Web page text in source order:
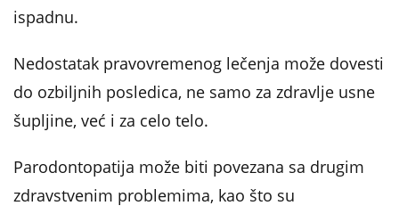
ispadnu.
Nedostatak pravovremenog lečenja može dovesti
do ozbiljnih posledica, ne samo za zdravlje usne
šupljine, već i za celo telo.
Parodontopatija može biti povezana sa drugim
zdravstvenim problemima, kao što su